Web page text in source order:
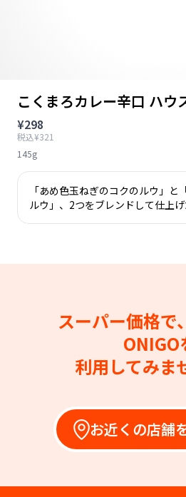
こくまろカレー辛口 ハウ
¥298
税込¥321
145g
「あめ色玉ねぎのコクのルウ」と
ルウ」、2つをブレンドして仕上
スーパー価格で
ONIGO
利用してみま
お近くの店舗